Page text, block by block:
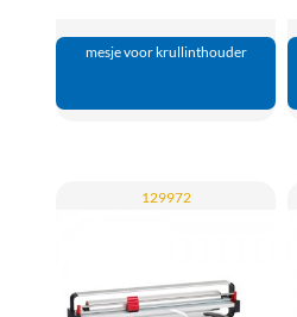
mesje voor krullinthouder
129972